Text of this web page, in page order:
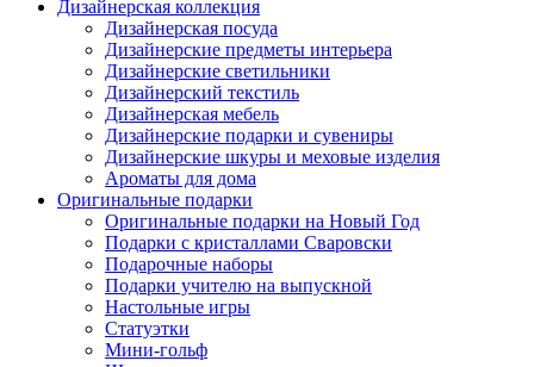
Дизайнерская коллекция
Дизайнерская посуда
Дизайнерские предметы интерьера
Дизайнерские светильники
Дизайнерский текстиль
Дизайнерская мебель
Дизайнерские подарки и сувениры
Дизайнерские шкуры и меховые изделия
Ароматы для дома
Оригинальные подарки
Оригинальные подарки на Новый Год
Подарки с кристаллами Сваровски
Подарочные наборы
Подарки учителю на выпускной
Настольные игры
Статуэтки
Мини-гольф